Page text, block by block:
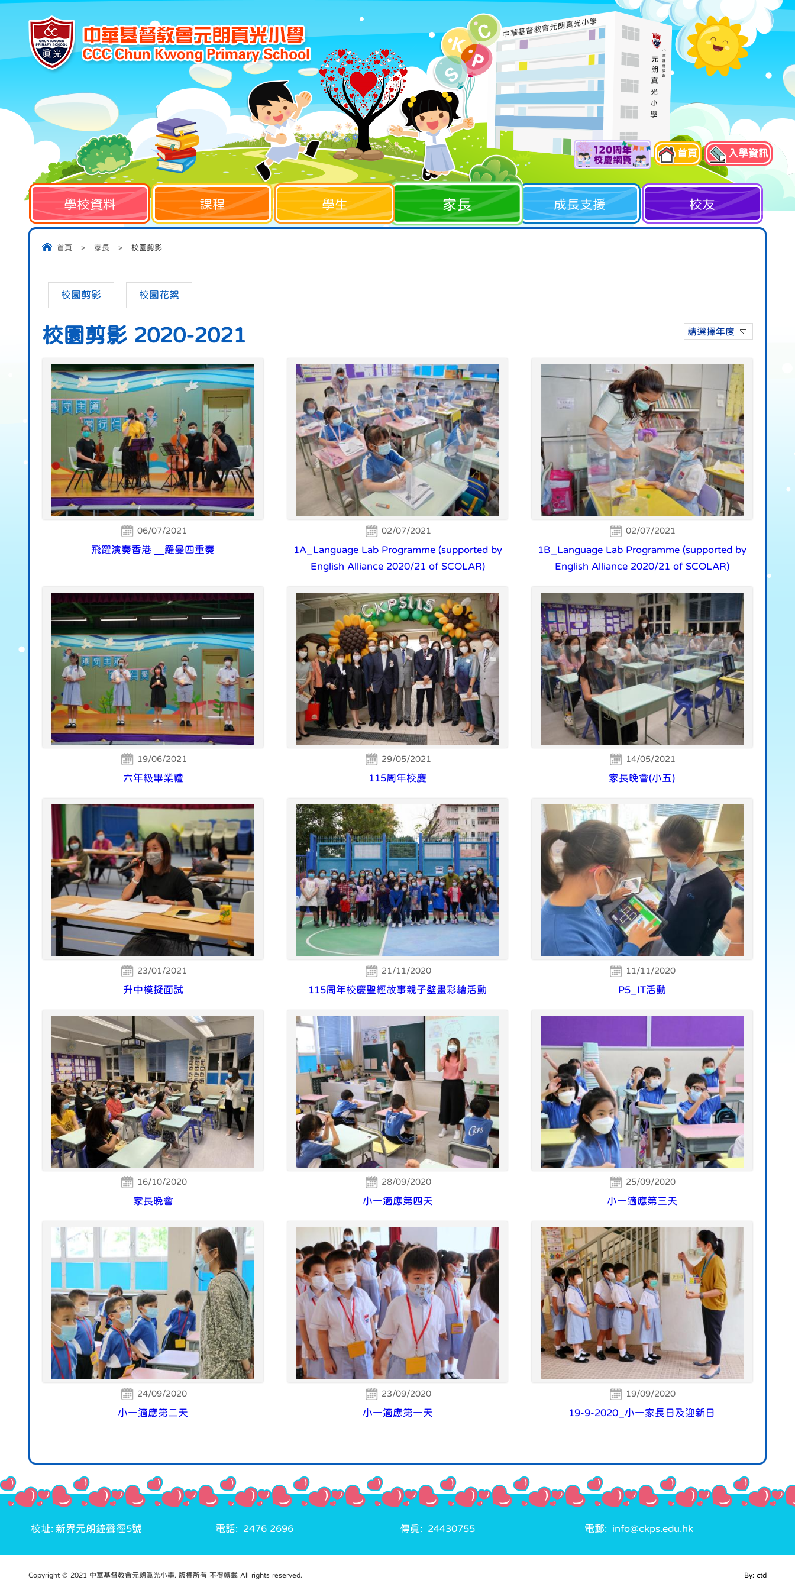
首頁 入學資訊
學校資料 課程 學生 家長 成長支援 校友
首頁 > 家長 > 校園剪影
校園剪影 校園花絮
校園剪影 2020-2021 請選擇年度
06/07/2021
飛躍演奏香港 ╴羅曼四重奏
02/07/2021
1A_Language Lab Programme (supported by
English Alliance 2020/21 of SCOLAR)
02/07/2021
1B_Language Lab Programme (supported by
English Alliance 2020/21 of SCOLAR)
19/06/2021
六年級畢業禮
29/05/2021
115周年校慶
14/05/2021
家長晚會(小五)
23/01/2021
升中模擬面試
21/11/2020
115周年校慶聖經故事親子壁畫彩繪活動
11/11/2020
P5_IT活動
16/10/2020
家長晚會
28/09/2020
小一適應第四天
25/09/2020
小一適應第三天
24/09/2020
小一適應第二天
23/09/2020
小一適應第一天
19/09/2020
19-9-2020_小一家長日及迎新日
校址: 新界元朗鐘聲徑5號 電話: 2476 2696 傳真: 24430755 電郵: info@ckps.edu.hk
Copyright © 2021 中華基督教會元朗真光小學. 版權所有 不得轉載 All rights reserved. By: ctd